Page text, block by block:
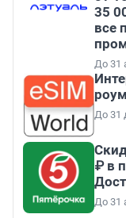
35
все
До 31
До 31
₽ в
До 31